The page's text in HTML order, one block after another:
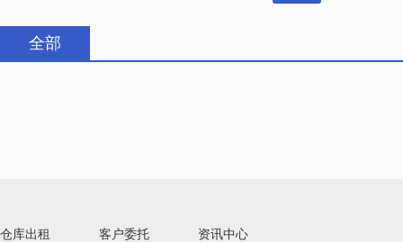
全部
仓库出租 客户委托 资讯中心